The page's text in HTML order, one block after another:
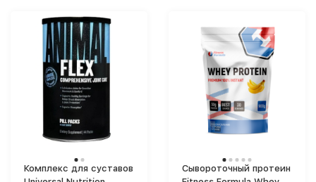
Комплекс для суставов
Сывороточный протеин